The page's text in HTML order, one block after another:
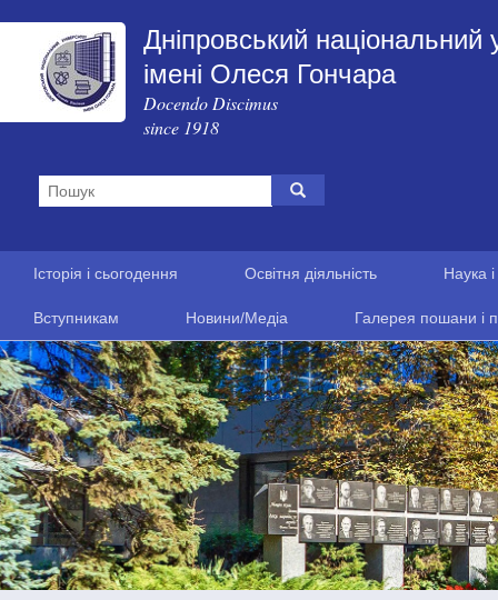
Дніпровський національний
імені Олеся Гончара
Docendo Discimus
since 1918
Історія і сьогодення Освітня діяльність Наука
Вступникам Новини/Медіа Галерея пошани і